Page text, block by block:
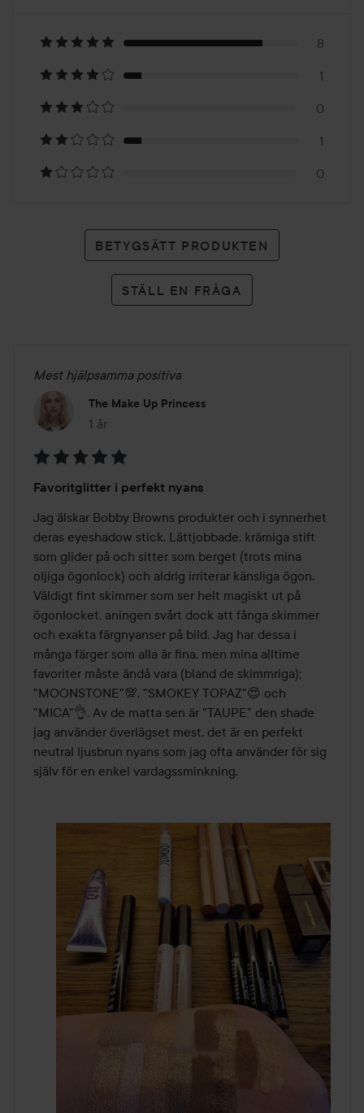
på
10
betyg
8
1
0
1
0
BETYGSÄTT PRODUKTEN
STÄLL EN FRÅGA
Mest hjälpsamma positiva
The Make Up Princess
1 år
Inlägget skapades 1 år
5
av
5
Favoritglitter i perfekt nyans
Jag älskar Bobby Browns produkter och i synnerhet
deras eyeshadow stick. Lättjobbade, krämiga stift
som glider på och sitter som berget (trots mina
oljiga ögonlock) och aldrig irriterar känsliga ögon.
Väldigt fint skimmer som ser helt magiskt ut på
ögonlocket, aningen svårt dock att fånga skimmer
och exakta färgnyanser på bild. Jag har dessa i
många färger som alla är fina, men mina alltime
favoriter måste ändå vara (bland de skimmriga);
"MOONSTONE"💯, "SMOKEY TOPAZ"😍 och
"MICA"👌. Av de matta sen är "TAUPE" den shade
jag använder överlägset mest, det är en perfekt
neutral ljusbrun nyans som jag ofta använder för sig
själv för en enkel vardagssminkning.